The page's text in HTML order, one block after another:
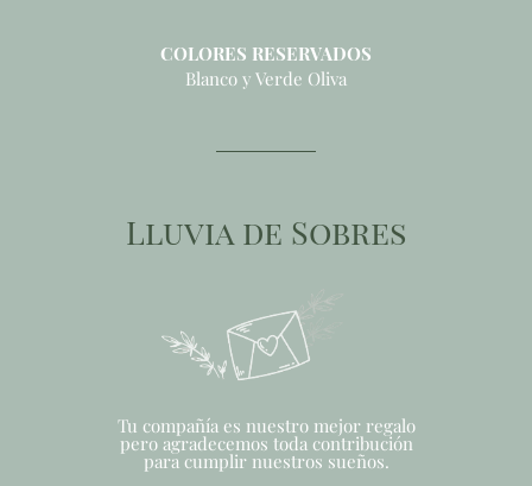
COLORES RESERVADOS
Blanco y Verde Oliva
Lluvia de Sobres
Tu compañía es nuestro mejor regalo
pero agradecemos toda contribución
para cumplir nuestros sueños.